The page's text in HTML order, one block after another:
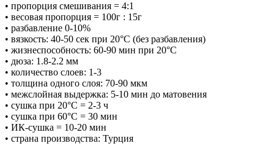
• пропорция смешивания = 4:1
• весовая пропорция = 100г : 15г
• разбавление 0-10%
• вязкость: 40-50 сек при 20°С (без разбавления)
• жизнеспособность: 60-90 мин при 20°С
• дюза: 1.8-2.2 мм
• количество слоев: 1-3
• толщина одного слоя: 70-90 мкм
• межслойная выдержка: 5-10 мин до матовения
• сушка при 20°С = 2-3 ч
• сушка при 60°С = 30 мин
• ИК-сушка = 10-20 мин
• страна производства: Турция